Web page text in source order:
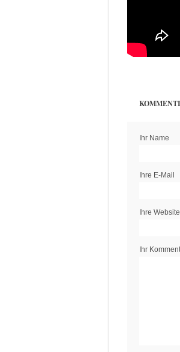
Ihr Name
Ihre E-Mail
Ihre Website
Ihr